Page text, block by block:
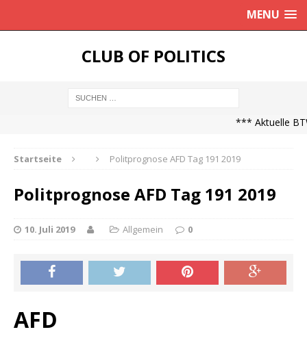
MENU
CLUB OF POLITICS
*** Aktuelle
Startseite Politprognose AFD Tag 191 2019
Politprognose AFD Tag 191 2019
10. Juli 2019 Allgemein 0
AFD